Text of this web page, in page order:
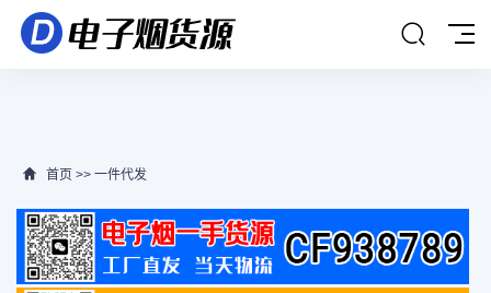
首页 >> 一件代发